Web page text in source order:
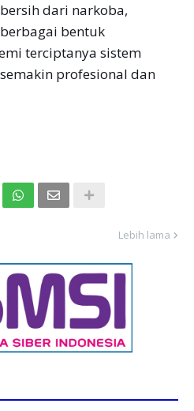
dari narkoba,
bentuk
terciptanya sistem
profesional dan
Lebih lama